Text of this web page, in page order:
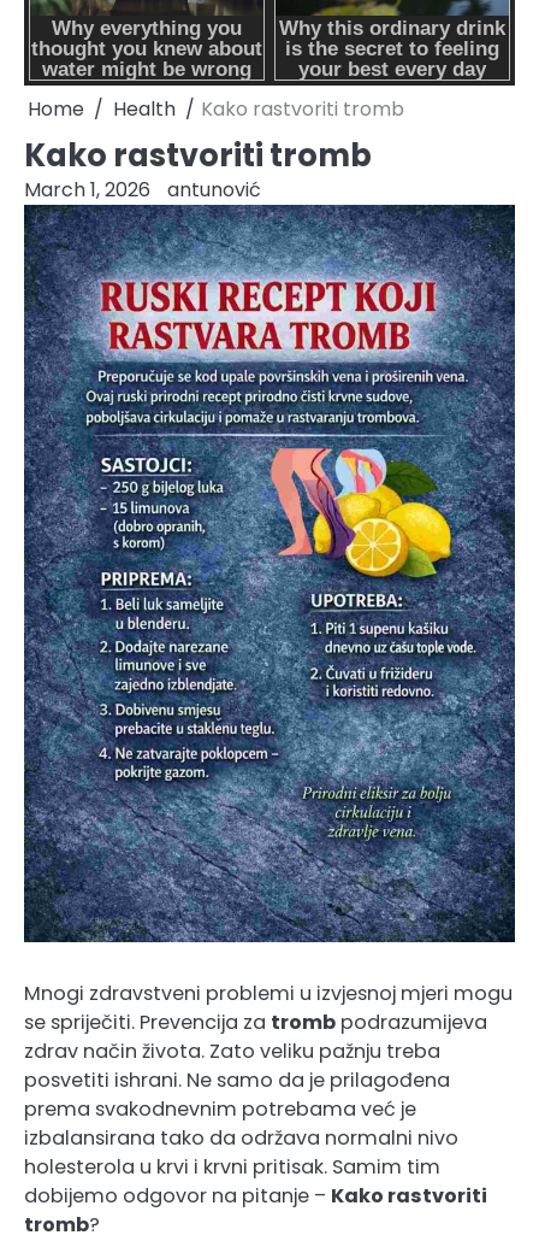
Home Health Kako rastvoriti tromb
Kako rastvoriti tromb
March 1, 2026 antunović
Mnogi zdravstveni problemi u izvjesnoj mjeri mogu
se spriječiti. Prevencija za tromb podrazumijeva
zdrav način života. Zato veliku pažnju treba
posvetiti ishrani. Ne samo da je prilagođena
prema svakodnevnim potrebama već je
izbalansirana tako da održava normalni nivo
holesterola u krvi i krvni pritisak. Samim tim
dobijemo odgovor na pitanje – Kako rastvoriti
tromb?